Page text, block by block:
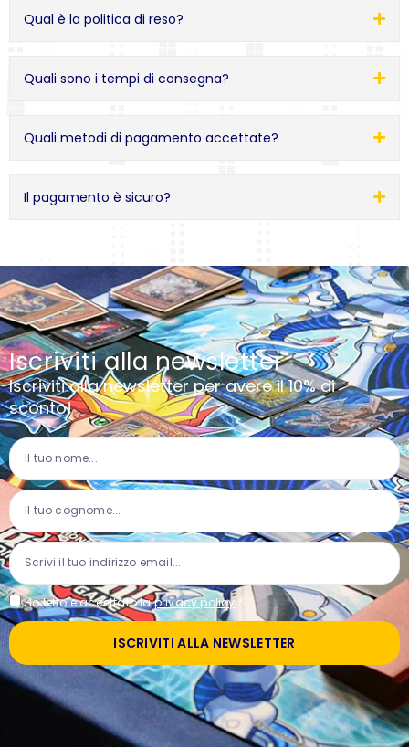
Qual è la politica di reso?
Quali sono i tempi di consegna?
Quali metodi di pagamento accettate?
Il pagamento è sicuro?
Iscriviti alla newsletter
Iscriviti alla newsletter per avere il 10% di
sconto!
Ho letto e accettato laprivacy policy *
ISCRIVITI ALLA NEWSLETTER